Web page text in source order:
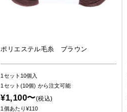
ポリエステル毛糸 ブラウン
1セット10個入
1セット(10個) から注文可能
¥1,100〜(税込)
1個あたり¥110